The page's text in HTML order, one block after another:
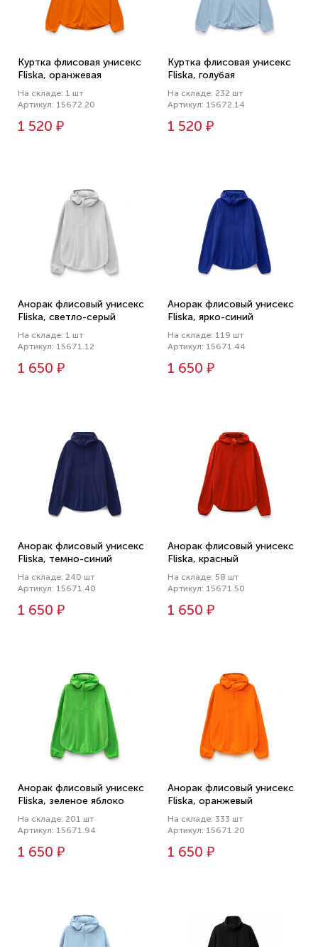
Куртка флисовая унисекс
Fliska, оранжевая
На складе: 1 шт
Артикул: 15672.20
1 520 ₽
Куртка флисовая унисекс
Fliska, голубая
На складе: 232 шт
Артикул: 15672.14
1 520 ₽
Анорак флисовый унисекс
Fliska, светло-серый
На складе: 1 шт
Артикул: 15671.12
1 650 ₽
Анорак флисовый унисекс
Fliska, ярко-синий
На складе: 119 шт
Артикул: 15671.44
1 650 ₽
Анорак флисовый унисекс
Fliska, темно-синий
На складе: 240 шт
Артикул: 15671.40
1 650 ₽
Анорак флисовый унисекс
Fliska, красный
На складе: 58 шт
Артикул: 15671.50
1 650 ₽
Анорак флисовый унисекс
Fliska, зеленое яблоко
На складе: 201 шт
Артикул: 15671.94
1 650 ₽
Анорак флисовый унисекс
Fliska, оранжевый
На складе: 333 шт
Артикул: 15671.20
1 650 ₽